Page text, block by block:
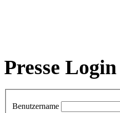
Presse Login
Benutzername